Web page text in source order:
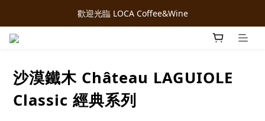
歡迎光臨 LOCA Coffee&Wine
沙漠鐵木 Château LAGUIOLE
Classic 經典系列